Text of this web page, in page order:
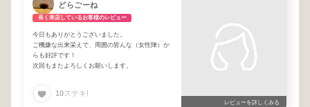
どらごーね
長く来店しているお客様のレビュー
今日もありがとうございました。
ご機嫌な出来栄えで、周囲の皆んな（女性陣）か
らも好評です！
次回もまたよろしくお願いします。
10ステキ!
レビューを詳しくみる